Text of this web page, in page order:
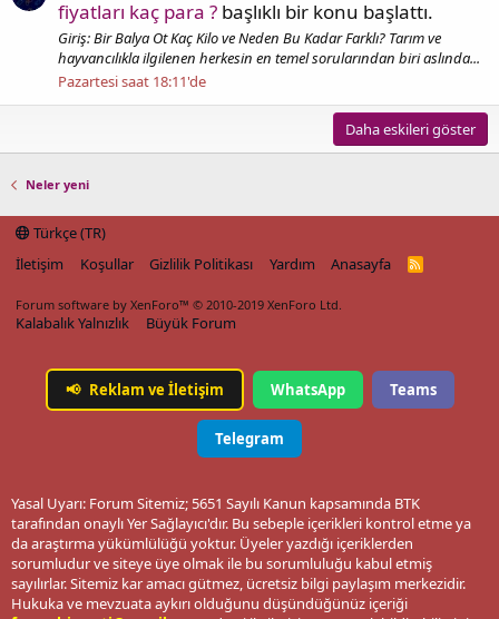
fiyatları kaç para ? başlıklı bir konu başlattı.
Giriş: Bir Balya Ot Kaç Kilo ve Neden Bu Kadar Farklı? Tarım ve
hayvancılıkla ilgilenen herkesin en temel sorularından biri aslında...
Pazartesi saat 18:11'de
Daha eskileri göster
Neler yeni
Türkçe (TR)
İletişim
Koşullar Gizlilik Politikası Yardım Anasayfa
R
Forum software by XenForo™ © 2010-2019 XenForo Ltd.
Kalabalık Yalnızlık Büyük Forum
📢 Reklam ve İletişim WhatsApp Teams
Telegram
Yasal Uyarı: Forum Sitemiz; 5651 Sayılı Kanun kapsamında BTK
tarafından onaylı Yer Sağlayıcı'dır. Bu sebeple içerikleri kontrol etme ya
da araştırma yükümlülüğü yoktur. Üyeler yazdığı içeriklerden
sorumludur ve siteye üye olmak ile bu sorumluluğu kabul etmiş
sayılırlar. Sitemiz kar amacı gütmez, ücretsiz bilgi paylaşım merkezidir.
Hukuka ve mevzuata aykırı olduğunu düşündüğünüz içeriği